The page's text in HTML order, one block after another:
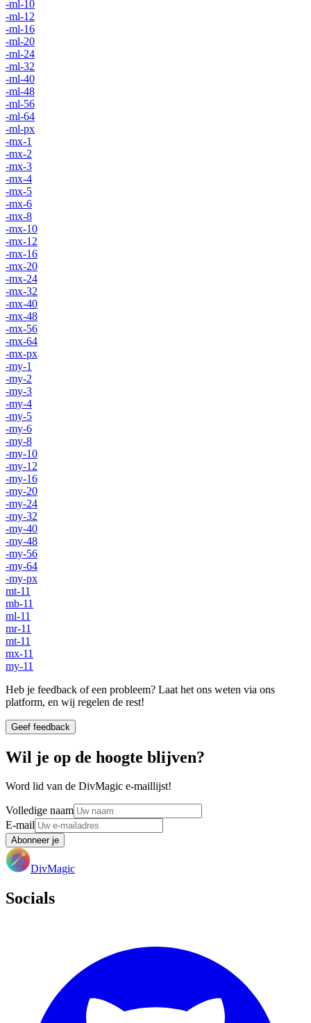
-ml-10
-ml-12
-ml-16
-ml-20
-ml-24
-ml-32
-ml-40
-ml-48
-ml-56
-ml-64
-ml-px
-mx-1
-mx-2
-mx-3
-mx-4
-mx-5
-mx-6
-mx-8
-mx-10
-mx-12
-mx-16
-mx-20
-mx-24
-mx-32
-mx-40
-mx-48
-mx-56
-mx-64
-mx-px
-my-1
-my-2
-my-3
-my-4
-my-5
-my-6
-my-8
-my-10
-my-12
-my-16
-my-20
-my-24
-my-32
-my-40
-my-48
-my-56
-my-64
-my-px
mt-11
mb-11
ml-11
mr-11
mt-11
mx-11
my-11
Heb je feedback of een probleem? Laat het ons weten via ons
platform, en wij regelen de rest!
Geef feedback
Wil je op de hoogte blijven?
Word lid van de DivMagic e-maillijst!
Volledige naam
E-mail
Abonneer je
DivMagic
Socials